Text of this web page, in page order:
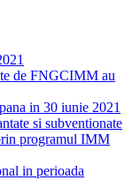
de FNGCIMM au
in 30 iunie 2021
si subventionate
programul IMM
in perioada